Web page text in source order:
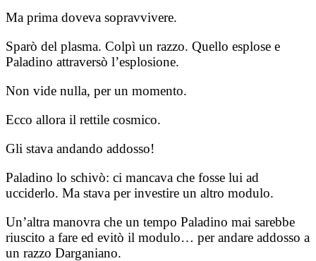
Ma prima doveva sopravvivere.
Sparò del plasma. Colpì un razzo. Quello esplose e
Paladino attraversò l’esplosione.
Non vide nulla, per un momento.
Ecco allora il rettile cosmico.
Gli stava andando addosso!
Paladino lo schivò: ci mancava che fosse lui ad
ucciderlo. Ma stava per investire un altro modulo.
Un’altra manovra che un tempo Paladino mai sarebbe
riuscito a fare ed evitò il modulo… per andare addosso a
un razzo Darganiano.